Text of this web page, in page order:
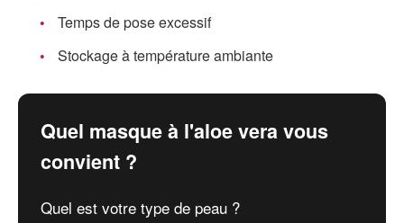
Temps de pose excessif
Stockage à température ambiante
Quel masque à l'aloe vera vous
convient ?
Quel est votre type de peau ?